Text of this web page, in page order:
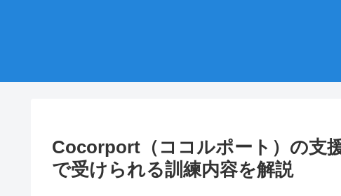
Cocorport（ココルポート）の支
で受けられる訓練内容を解説